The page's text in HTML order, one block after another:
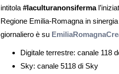
intitola #laculturanonsiferma
Regione Emilia-Romagna in
giornaliero è su
Digitale terrestre: canale 118
Sky: canale 5118 di Sky